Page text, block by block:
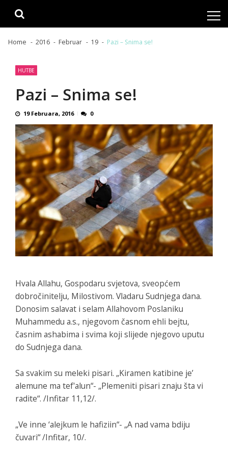
Home 2016 Februar 19 Pazi – Snima se!
HUTBE
Pazi – Snima se!
19 Februara, 2016 0
Hvala Allahu, Gospodaru svjetova, sveopćem
dobročinitelju, Milostivom. Vladaru Sudnjega dana.
Donosim salavat i selam Allahovom Poslaniku
Muhammedu a.s., njegovom časnom ehli bejtu,
časnim ashabima i svima koji slijede njegovo uputu
do Sudnjega dana.
Sa svakim su meleki pisari. „Kiramen katibine je’
alemune ma tef'alun“- „Plemeniti pisari znaju šta vi
radite“. /Infitar 11,12/.
„Ve inne ‘alejkum le hafiziin“- „A nad vama bdiju
čuvari“ /Infitar, 10/.